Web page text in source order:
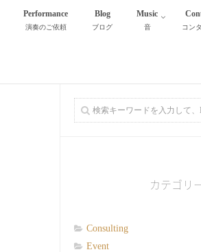
Performance
演奏のご依頼
Blog
ブログ
Music
音 コン
カテゴリ
Consulting
Event